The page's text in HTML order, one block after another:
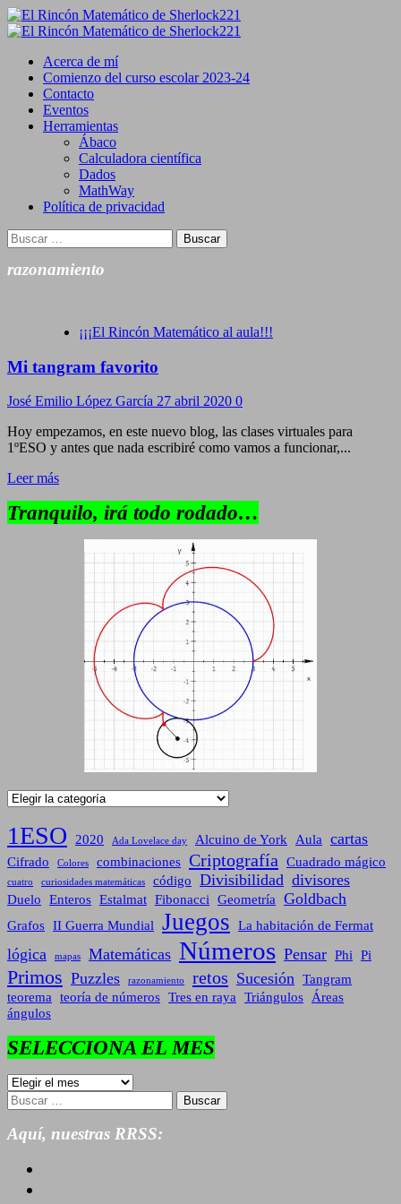
Saltar
al
Primary
Acerca de mí
Comienzo del curso escolar 2023-24
Contacto
Eventos
Herramientas
Ábaco
Calculadora científica
Dados
MathWay
Política de privacidad
Buscar:
razonamiento
¡¡¡El Rincón Matemático al aula!!!
Mi tangram favorito
José Emilio López García 27 abril 2020 0
Hoy empezamos, en este nuevo blog, las clases virtuales para
1ºESO y antes que nada escribiré como vamos a funcionar,...
Leer más
Tranquilo, irá todo rodado…
Categorías
1ESO 2020 Ada Lovelace day Alcuino de York Aula cartas
Cifrado Colores combinaciones Criptografía Cuadrado mágico
cuatro curiosidades matemáticas código Divisibilidad divisores
Duelo Enteros Estalmat Fibonacci Geometría Goldbach
Grafos II Guerra Mundial Juegos La habitación de Fermat
lógica mapas Matemáticas Números Pensar Phi Pi
Primos Puzzles razonamiento retos Sucesión Tangram
teorema teoría de números Tres en raya Triángulos Áreas
ángulos
SELECCIONA EL MES
SELECCIONA
EL
MES
Buscar:
Aquí, nuestras RRSS: